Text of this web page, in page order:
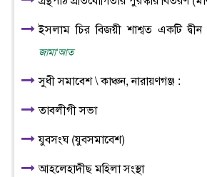
ইসলাম চির বিজয়ী শাশ্বত একটি
জামা‘আত
সুধী সমাবেশ \ কাঞ্চন, নারায়ণগঞ্জ :
তাবলীগী সভা
যুবসংঘ (যুবসমাবেশ)
আহলেহাদীছ মহিলা সংস্থা